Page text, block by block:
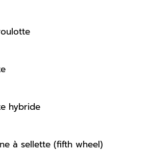
hybride
à sellette (fifth wheel)